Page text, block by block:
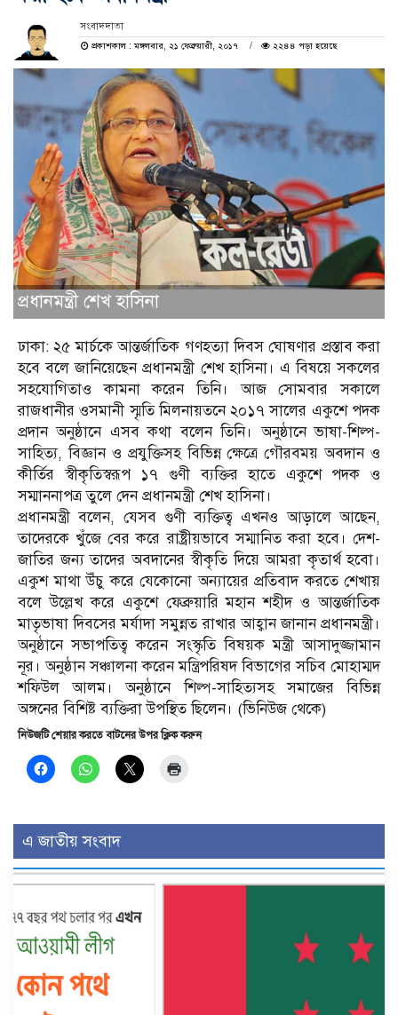
সংবাদদাতা
প্রকাশকাল : মঙ্গলবার, ২১ ফেব্রুয়ারী, ২০১৭
২২৪৪ পড়া হয়েছে
প্রধানমন্ত্রী শেখ হাসিনা
ঢাকা: ২৫ মার্চকে আন্তর্জাতিক গণহত্যা দিবস ঘোষণার প্রস্তাব করা
হবে বলে জানিয়েছেন প্রধানমন্ত্রী শেখ হাসিনা। এ বিষয়ে সকলের
সহযোগিতাও কামনা করেন তিনি। আজ সোমবার সকালে
রাজধানীর ওসমানী স্মৃতি মিলনায়তনে ২০১৭ সালের একুশে পদক
প্রদান অনুষ্ঠানে এসব কথা বলেন তিনি। অনুষ্ঠানে ভাষা-শিল্প-
সাহিত্য, বিজ্ঞান ও প্রযুক্তিসহ বিভিন্ন ক্ষেত্রে গৌরবময় অবদান ও
কীর্তির স্বীকৃতিস্বরূপ ১৭ গুণী ব্যক্তির হাতে একুশে পদক ও
সম্মাননাপত্র তুলে দেন প্রধানমন্ত্রী শেখ হাসিনা।
প্রধানমন্ত্রী বলেন, যেসব গুণী ব্যক্তিত্ব এখনও আড়ালে আছেন,
তাদেরকে খুঁজে বের করে রাষ্ট্রীয়ভাবে সম্মানিত করা হবে। দেশ-
জাতির জন্য তাদের অবদানের স্বীকৃতি দিয়ে আমরা কৃতার্থ হবো।
একুশ মাথা উঁচু করে যেকোনো অন্যায়ের প্রতিবাদ করতে শেখায়
বলে উল্লেখ করে একুশে ফেব্রুয়ারি মহান শহীদ ও আন্তর্জাতিক
মাতৃভাষা দিবসের মর্যাদা সমুন্নত রাখার আহ্বান জানান প্রধানমন্ত্রী।
অনুষ্ঠানে সভাপতিত্ব করেন সংস্কৃতি বিষয়ক মন্ত্রী আসাদুজ্জামান
নূর। অনুষ্ঠান সঞ্চালনা করেন মন্ত্রিপরিষদ বিভাগের সচিব মোহাম্মদ
শফিউল আলম। অনুষ্ঠানে শিল্প-সাহিত্যসহ সমাজের বিভিন্ন
অঙ্গনের বিশিষ্ট ব্যক্তিরা উপস্থিত ছিলেন। (ভিনিউজ থেকে)
নিউজটি শেয়ার করতে বাটনের উপর ক্লিক করুন
এ জাতীয় সংবাদ